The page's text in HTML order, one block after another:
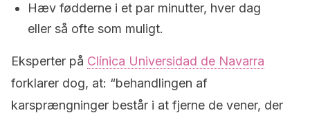
Hæv fødderne i et par minutter, hver dag
eller så ofte som muligt.
Eksperter på Clínica Universidad de Navarra
forklarer dog, at: “behandlingen af
karsprængninger består i at fjerne de vener, der